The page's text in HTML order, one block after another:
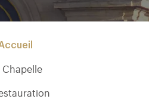
Chapelle